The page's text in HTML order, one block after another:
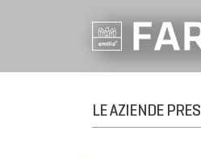
LE AZIENDE